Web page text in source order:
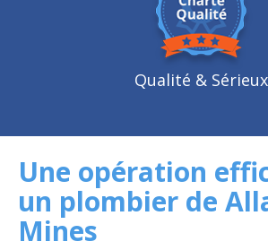
Qualité & Sérieux
Une opération
un plombier de
Mines